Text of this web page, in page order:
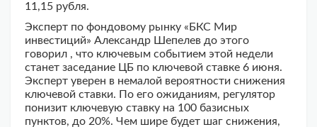
11,15 рубля.
Эксперт по фондовому рынку «БКС Мир
инвестиций» Александр Шепелев до этого
говорил , что ключевым событием этой недели
станет заседание ЦБ по ключевой ставке 6 июня.
Эксперт уверен в немалой вероятности снижения
ключевой ставки. По его ожиданиям, регулятор
понизит ключевую ставку на 100 базисных
пунктов, до 20%. Чем шире будет шаг снижения,